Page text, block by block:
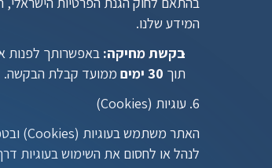
המידע שלנו.
בקשת מחיקה: באפשרותך לפנות
תוך 30 ימים
ממועד קבלת הבקשה.
6. עוגיות (Cookies)
לנהל או לחסום את השימוש בעוגיות